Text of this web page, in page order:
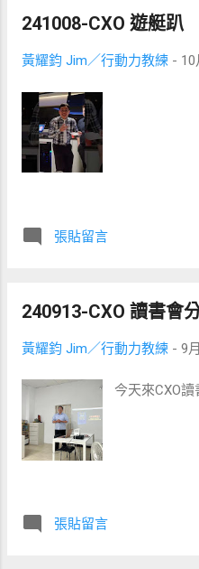
長時間的相
觸中，成為潛
241008-CXO 遊艇趴
黃耀鈞 Jim／行動力教練 - 10
張貼留言
240913-CXO 讀書會
黃耀鈞 Jim／行動力教練 - 9
今天來CXO讀
張貼留言